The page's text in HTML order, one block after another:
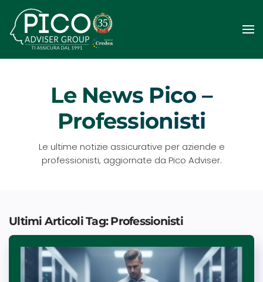
Passa
al
contenuto
Le News Pico –
Professionisti
Le ultime notizie assicurative per aziende e
professionisti, aggiornate da Pico Adviser.
Ultimi Articoli Tag: Professionisti